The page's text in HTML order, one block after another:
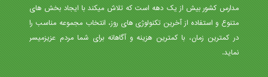
مدارس کشور بیش از یک دهه است که تلاش میکند با ایجاد بخش های
متنوع و استفاده از آخرین تکنولوژی های روز، انتخاب مجموعه مناسب را
در کمترین زمان، با کمترین هزینه و آگاهانه برای شما مردم عزیزمیسر
نماید.